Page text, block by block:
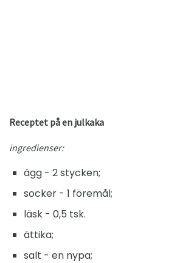
Receptet på en julkaka
ingredienser:
ägg - 2 stycken;
socker - 1 föremål;
läsk - 0,5 tsk.
ättika;
salt - en nypa;